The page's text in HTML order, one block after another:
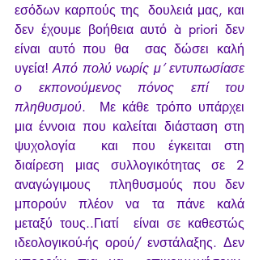
εσόδων καρπούς της  δουλειά μας, και
δεν έχουμε βοήθεια αυτό à priori δεν
είναι αυτό που θα  σας δώσει καλή
υγεία! Από πολύ νωρίς μ’ εντυπωσίασε
ο εκπονούμενος πόνος επί του
πληθυσμού.  Με κάθε τρόπο υπάρχει
μια έννοια που καλείται διάσταση στη
ψυχολογία  και που έγκειται στη
διαίρεση μιας συλλογικότητας σε 2
αναγώγιμους  πληθυσμούς που δεν
μπορούν πλέον να τα πάνε καλά
μεταξύ τους..Γιατί  είναι σε καθεστώς
ιδεολογικού-ής ορού/ ενστάλαξης. Δεν